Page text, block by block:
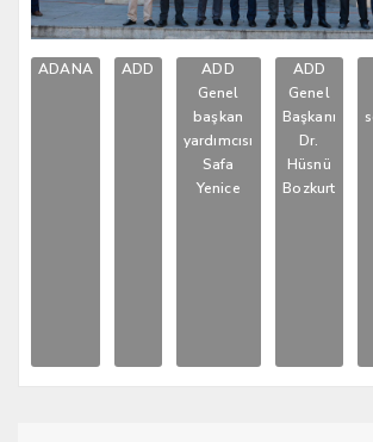
ADANA ADD
ADD
Genel
başkan
yardımcısı
Safa
Yenice
ADD
Genel
Başkanı
Dr.
Hüsnü
Bozkurt